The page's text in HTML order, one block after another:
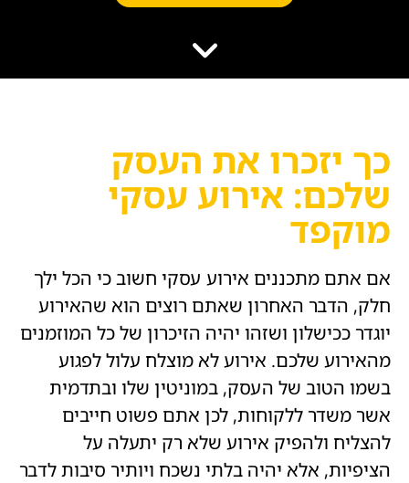
הוסף קו תחתון לקישורים
לאפס
כך יזכרו את העסק
שלכם: אירוע עסקי
מוקפד
אם אתם מתכננים אירוע עסקי חשוב כי הכל ילך
חלק, הדבר האחרון שאתם רוצים הוא שהאירוע
יוגדר ככישלון ושזהו יהיה הזיכרון של כל המוזמנים
מהאירוע שלכם. אירוע לא מוצלח עלול לפגוע
בשמו הטוב של העסק, במוניטין שלו ובתדמית
אשר משדר ללקוחות, לכן אתם פשוט חייבים
להצליח ולהפיק אירוע שלא רק יתעלה על
הציפיות, אלא יהיה בלתי נשכח ויותיר סיבות לדבר